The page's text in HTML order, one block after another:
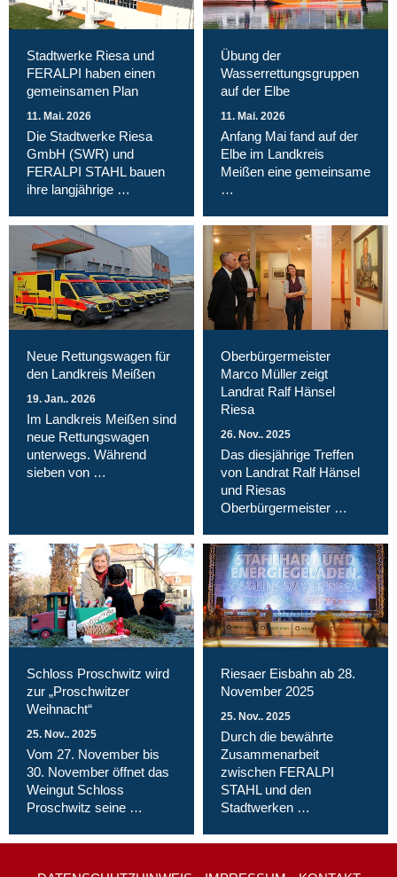
Stadtwerke Riesa und
FERALPI haben einen
gemeinsamen Plan
11. Mai. 2026
Die Stadtwerke Riesa
GmbH (SWR) und
FERALPI STAHL bauen
ihre langjährige …
Übung der
Wasserrettungsgruppen
auf der Elbe
11. Mai. 2026
Anfang Mai fand auf der
Elbe im Landkreis
Meißen eine gemeinsame
…
Neue Rettungswagen für
den Landkreis Meißen
19. Jan.. 2026
Im Landkreis Meißen sind
neue Rettungswagen
unterwegs. Während
sieben von …
Oberbürgermeister
Marco Müller zeigt
Landrat Ralf Hänsel
Riesa
26. Nov.. 2025
Das diesjährige Treffen
von Landrat Ralf Hänsel
und Riesas
Oberbürgermeister …
Schloss Proschwitz wird
zur „Proschwitzer
Weihnacht“
25. Nov.. 2025
Vom 27. November bis
30. November öffnet das
Weingut Schloss
Proschwitz seine …
Riesaer Eisbahn ab 28.
November 2025
25. Nov.. 2025
Durch die bewährte
Zusammenarbeit
zwischen FERALPI
STAHL und den
Stadtwerken …